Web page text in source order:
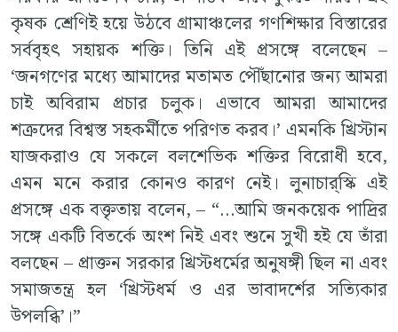
কৃষক শ্রেণিই হয়ে উঠবে গ্রামাঞ্চলের গণশিক্ষার বিস্তারের
সর্ববৃহৎ সহায়ক শক্তি। তিনি এই প্রসঙ্গে বলেছেন –
‘জনগণের মধ্যে আমাদের মতামত পৌঁছানোর জন্য আমরা
চাই অবিরাম প্রচার চলুক। এভাবে আমরা আমাদের
শত্রুদের বিশ্বস্ত সহকর্মীতে পরিণত করব।’ এমনকি খ্রিস্টান
যাজকরাও যে সকলে বলশেভিক শক্তির বিরোধী হবে,
এমন মনে করার কোনও কারণ নেই। লুনাচার্‌স্কি এই
প্রসঙ্গে এক বক্তৃতায় বলেন, – “…আমি জনকয়েক পাদ্রির
সঙ্গে একটি বিতর্কে অংশ নিই এবং শুনে সুখী হই যে তাঁরা
বলছেন – প্রাক্তন সরকার খ্রিস্টধর্মের অনুষঙ্গী ছিল না এবং
সমাজতন্ত্র হল ‘খ্রিস্টধর্ম ও এর ভাবাদর্শের সত্যিকার
উপলব্ধি’।”